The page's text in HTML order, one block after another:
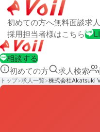
初めての方へ無料面談求
採用担当者様はこちら
相談する
初めての方
求人検索
トップ>求人一覧>株式会社Akatsuki